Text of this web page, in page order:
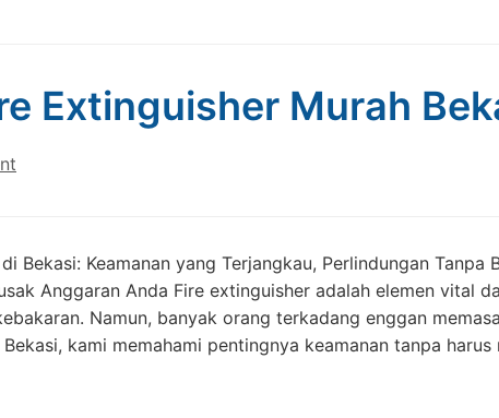
Extinguisher Murah
Bekasi: Keamanan yang Terjangkau, Perlindungan Tanpa
Anggaran Anda Fire extinguisher adalah elemen vital
Namun, banyak orang terkadang enggan
kami memahami pentingnya keamanan tanpa harus